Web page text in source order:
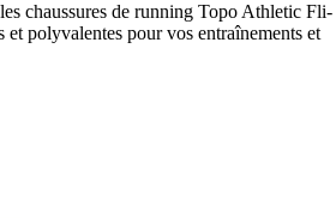
chaussures de running Topo Athletic Fli-
et polyvalentes pour vos entraînements et